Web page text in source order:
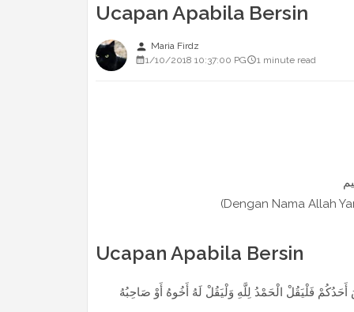
Ucapan Apabila Bersin
person Maria Firdz
1/10/2018 10:37:00 PG
1 minute read
(Dengan Nama Allah
Ucapan Apabila Bersin
فَلْيَقُلْ الْحَمْدُ لِلَّهِ وَلْيَقُلْ لَهُ أَخُوهُ أَوْ صَاحِبُهُ